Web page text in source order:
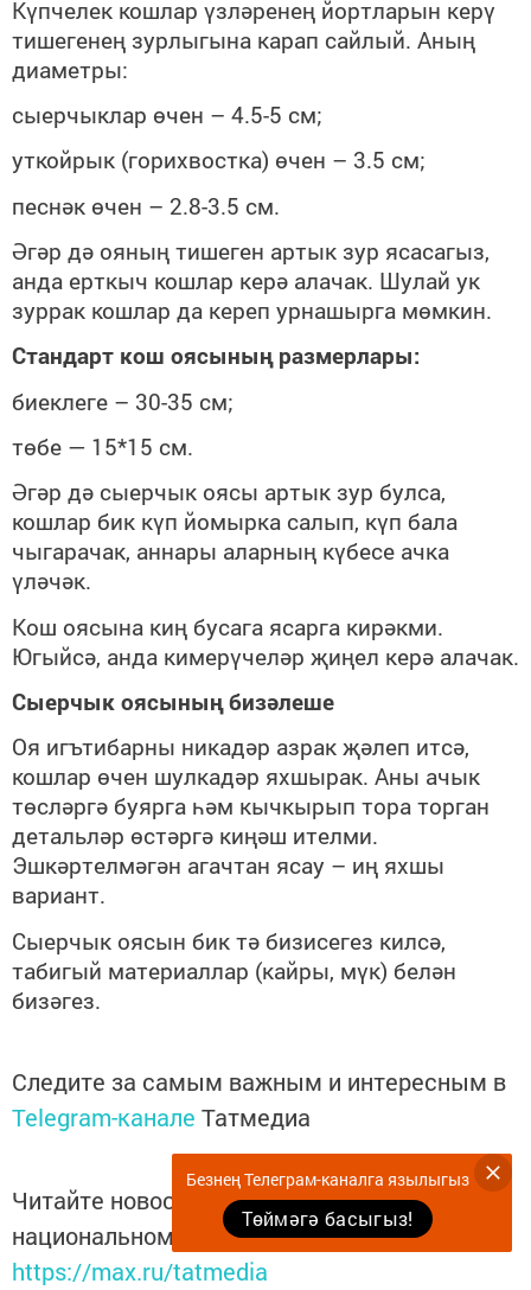
Күпчелек кошлар үзләренең йортларын керү
тишегенең зурлыгына карап сайлый. Аның
диаметры:
сыерчыклар өчен – 4.5-5 см;
уткойрык (горихвостка) өчен – 3.5 см;
песнәк өчен – 2.8-3.5 см.
Әгәр дә ояның тишеген артык зур ясасагыз,
анда ерткыч кошлар керә алачак. Шулай ук
зуррак кошлар да кереп урнашырга мөмкин.
Стандарт кош оясының размерлары:
биеклеге – 30-35 см;
төбе — 15*15 см.
Әгәр дә сыерчык оясы артык зур булса,
кошлар бик күп йомырка салып, күп бала
чыгарачак, аннары аларның күбесе ачка
үләчәк.
Кош оясына киң бусага ясарга кирәкми.
Югыйсә, анда кимерүчеләр җиңел керә алачак.
Сыерчык оясының бизәлеше
Оя игътибарны никадәр азрак җәлеп итсә,
кошлар өчен шулкадәр яхшырак. Аны ачык
төсләргә буярга һәм кычкырып тора торган
детальләр өстәргә киңәш ителми.
Эшкәртелмәгән агачтан ясау – иң яхшы
вариант.
Сыерчык оясын бик тә бизисегез килсә,
табигый материаллар (кайры, мүк) белән
бизәгез.
Следите за самым важным и интересным в
Telegram-канале Татмедиа
Читайте новости Татарстана в
национальном мессенджере MАХ:
https://max.ru/tatmedia
Безнең Телеграм-каналга язылыгыз
Төймәгә басыгыз!